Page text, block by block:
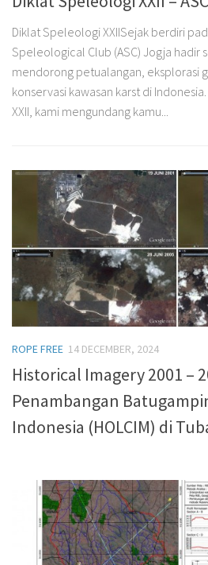
Diklat Speleologi XXIISejak berdiri
Speleological Club (ASC) Jogja hadir
mendorong petualangan, eksplorasi
konservasi kawasan karst di
XXII, kami mengundang kamu...
ROPE FREE 14 DECEMBER, 2024
Historical Imagery 2001 –
Penambangan
Indonesia (HOLCIM) di